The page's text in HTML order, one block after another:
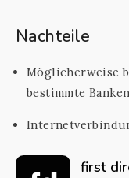
Nachteile
Möglicherweise
bestimmte Banken
first